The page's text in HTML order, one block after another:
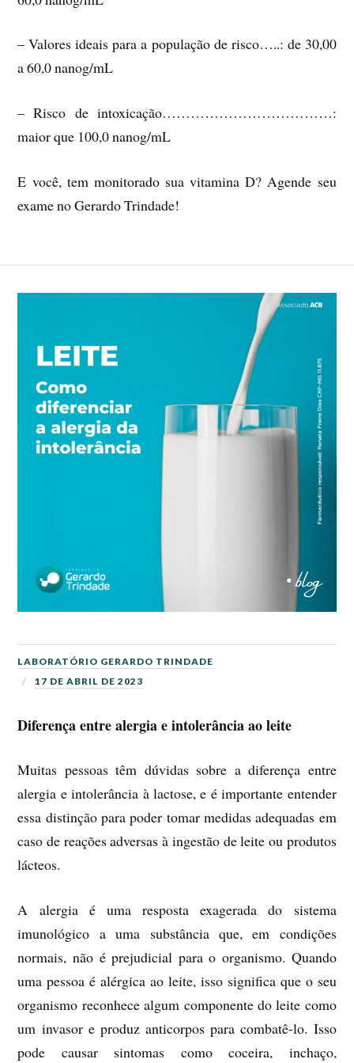
– Valores ideais para a população de risco…..: de 30,00
a 60,0 nanog/mL
– Risco de intoxicação………………………………:
maior que 100,0 nanog/mL
E você, tem monitorado sua vitamina D? Agende seu
exame no Gerardo Trindade!
LABORATÓRIO GERARDO TRINDADE
17 DE ABRIL DE 2023
Diferença entre alergia e intolerância ao leite
Muitas pessoas têm dúvidas sobre a diferença entre
alergia e intolerância à lactose, e é importante entender
essa distinção para poder tomar medidas adequadas em
caso de reações adversas à ingestão de leite ou produtos
lácteos.
A alergia é uma resposta exagerada do sistema
imunológico a uma substância que, em condições
normais, não é prejudicial para o organismo. Quando
uma pessoa é alérgica ao leite, isso significa que o seu
organismo reconhece algum componente do leite como
um invasor e produz anticorpos para combatê-lo. Isso
pode causar sintomas como coceira, inchaço,